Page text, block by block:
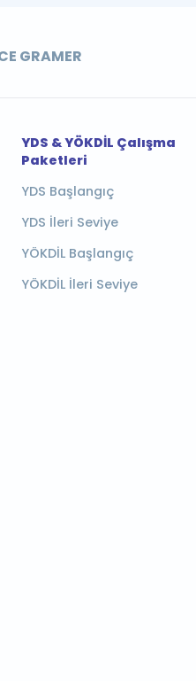
GRAMER
YDS & YÖKDİL Çalışma
Paketleri
YDS Başlangıç
YDS İleri Seviye
YÖKDİL Başlangıç
YÖKDİL İleri Seviye